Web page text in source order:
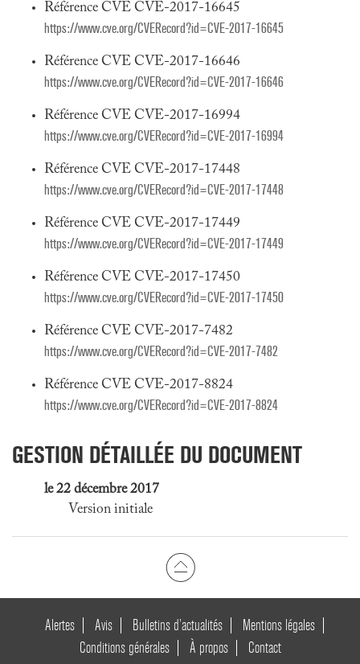
Référence CVE CVE-2017-16645
https://www.cve.org/CVERecord?id=CVE-2017-16645
Référence CVE CVE-2017-16646
https://www.cve.org/CVERecord?id=CVE-2017-16646
Référence CVE CVE-2017-16994
https://www.cve.org/CVERecord?id=CVE-2017-16994
Référence CVE CVE-2017-17448
https://www.cve.org/CVERecord?id=CVE-2017-17448
Référence CVE CVE-2017-17449
https://www.cve.org/CVERecord?id=CVE-2017-17449
Référence CVE CVE-2017-17450
https://www.cve.org/CVERecord?id=CVE-2017-17450
Référence CVE CVE-2017-7482
https://www.cve.org/CVERecord?id=CVE-2017-7482
Référence CVE CVE-2017-8824
https://www.cve.org/CVERecord?id=CVE-2017-8824
GESTION DÉTAILLÉE DU DOCUMENT
le 22 décembre 2017
Version initiale
Alertes Avis Bulletins d’actualités
Mentions légales
Conditions générales
À propos Contact